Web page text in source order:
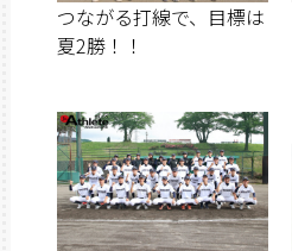
つながる打線で、目標は
夏2勝！！